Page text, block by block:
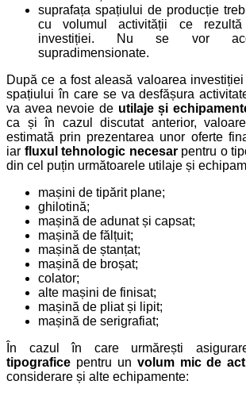
suprafața spațiului de producție
cu volumul activității ce rezultă
investiției. Nu se vor
supradimensionate.
După ce a fost aleasă valoarea
spațiului în care se va desfășura
va avea nevoie de utilaje și
ca și în cazul discutat anterior,
estimată prin prezentarea unor oferte
iar fluxul tehnologic necesarpentru o
din cel puțin următoarele utilaje și
mașini de tipărit plane;
ghilotină;
mașină de adunat și capsat;
mașină de fălțuit;
mașină de ștanțat;
mașină de broșat;
colator;
alte mașini de finisat;
mașină de pliat și lipit;
mașină de serigrafiat;
În cazul în care urmărești
tipografice pentru un volum mic de
considerare și alte echipamente: